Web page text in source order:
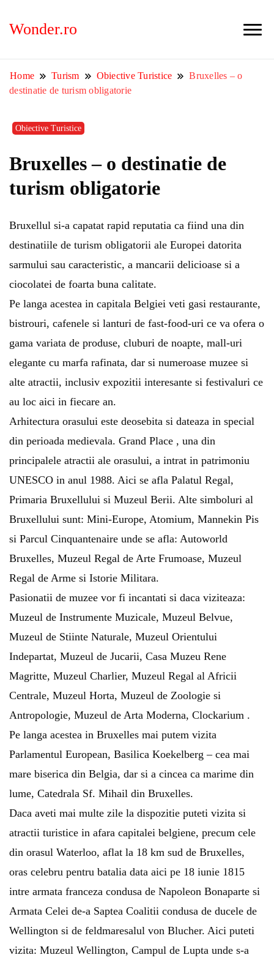
Wonder.ro
Home Turism Obiective Turistice
Bruxelles – o
destinatie de turism obligatorie
Obiective Turistice
Bruxelles – o destinatie de
turism obligatorie
Bruxellul si-a capatat rapid reputatia ca fiind una din
destinatiile de turism obligatorii ale Europei datorita
sarmului sau caracteristic, a mancarii delicioase si a
ciocolatei de foarta buna calitate.
Pe langa acestea in capitala Belgiei veti gasi restaurante,
bistrouri, cafenele si lanturi de fast-food-uri ce va ofera o
gama variata de produse, cluburi de noapte, mall-uri
elegante cu marfa rafinata, dar si numeroase muzee si
alte atractii, inclusiv expozitii interesante si festivaluri ce
au loc aici in fiecare an.
Arhitectura orasului este deosebita si dateaza in special
din perioada medievala. Grand Place , una din
principalele atractii ale orasului, a intrat in patrimoniu
UNESCO in anul 1988. Aici se afla Palatul Regal,
Primaria Bruxellului si Muzeul Berii. Alte simboluri al
Bruxellului sunt: Mini-Europe, Atomium, Mannekin Pis
si Parcul Cinquantenaire unde se afla: Autoworld
Bruxelles, Muzeul Regal de Arte Frumoase, Muzeul
Regal de Arme si Istorie Militara.
Pasionatii de muzee vor fi incantati si daca viziteaza:
Muzeul de Instrumente Muzicale, Muzeul Belvue,
Muzeul de Stiinte Naturale, Muzeul Orientului
Indepartat, Muzeul de Jucarii, Casa Muzeu Rene
Magritte, Muzeul Charlier, Muzeul Regal al Africii
Centrale, Muzeul Horta, Muzeul de Zoologie si
Antropologie, Muzeul de Arta Moderna, Clockarium .
Pe langa acestea in Bruxelles mai putem vizita
Parlamentul European, Basilica Koekelberg – cea mai
mare biserica din Belgia, dar si a cincea ca marime din
lume, Catedrala Sf. Mihail din Bruxelles.
Daca aveti mai multe zile la dispozitie puteti vizita si
atractii turistice in afara capitalei belgiene, precum cele
din orasul Waterloo, aflat la 18 km sud de Bruxelles,
oras celebru pentru batalia data aici pe 18 iunie 1815
intre armata franceza condusa de Napoleon Bonaparte si
Armata Celei de-a Saptea Coalitii condusa de ducele de
Wellington si de feldmaresalul von Blucher. Aici puteti
vizita: Muzeul Wellington, Campul de Lupta unde s-a